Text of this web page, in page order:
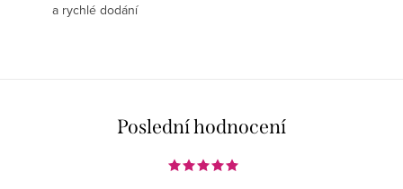
a rychlé dodání
Poslední hodnocení